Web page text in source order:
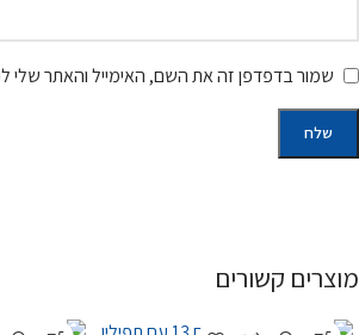
שמור בדפדפן זה את השם, האימייל והאתר
מוצרים קשורים